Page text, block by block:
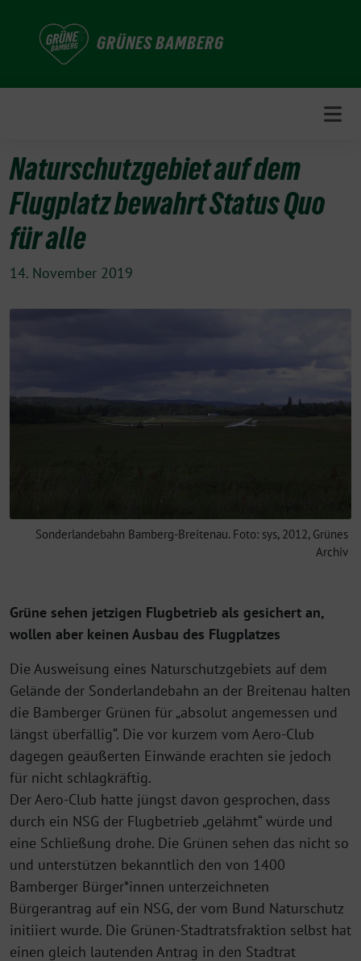
GRÜNES BAMBERG
Naturschutzgebiet auf dem
Flugplatz bewahrt Status Quo
für alle
14. November 2019
Sonderlandebahn Bamberg-Breitenau. Foto: sys, 2012, Grünes
Archiv
Grüne sehen jetzigen Flugbetrieb als gesichert an,
wollen aber keinen Ausbau des Flugplatzes
Die Ausweisung eines Naturschutzgebiets auf dem
Gelände der Sonderlandebahn an der Breitenau halten
die Bamberger Grünen für „absolut angemessen und
längst überfällig“. Die vor kurzem vom Aero-Club
dagegen geäußerten Einwände erachten sie jedoch
für nicht schlagkräftig.
Der Aero-Club hatte jüngst davon gesprochen, dass
durch ein NSG der Flugbetrieb „gelähmt“ würde und
eine Schließung drohe. Die Grünen sehen das nicht so
und unterstützen bekanntlich den von 1400
Bamberger Bürger*innen unterzeichneten
Bürgerantrag auf ein NSG, der vom Bund Naturschutz
initiiert wurde. Die Grünen-Stadtratsfraktion selbst hat
einen gleich lautenden Antrag in den Stadtrat